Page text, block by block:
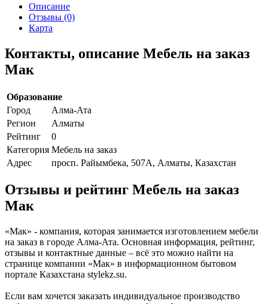
Описание
Отзывы (0)
Карта
Контакты, описание Мебель на заказ
Мак
Образование
Город
Алма-Ата
Регион
Алматы
Рейтинг
0
Категория Мебель на заказ
Адрес
просп. Райымбека, 507А, Алматы, Казахстан
Отзывы и рейтинг Мебель на заказ
Мак
«Мак» - компания, которая занимается изготовлением мебели
на заказ в городе Алма-Ата. Основная информация, рейтинг,
отзывы и контактные данные – всё это можно найти на
странице компании «Мак» в информационном бытовом
портале Казахстана stylekz.su.
Если вам хочется заказать индивидуальное производство